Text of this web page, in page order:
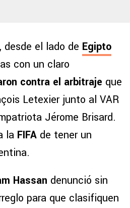
desde el lado de Egipto
con un claro
contra el arbitraje que
Letexier junto al VAR
Jérome Brisard.
la FIFA de tener un
Hassan denunció sin
para que clasifiquen